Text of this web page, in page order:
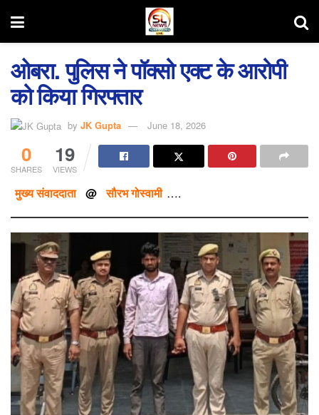
ओबरा. पुलिस ने पॉक्सो एक्ट के आरोपी
को किया गिरफ्तार
by JK Gupta June 18, 2026
0
SHARES
19
VIEWS
मुख्य संवाददाता @ सौरभ गोस्वामी ….